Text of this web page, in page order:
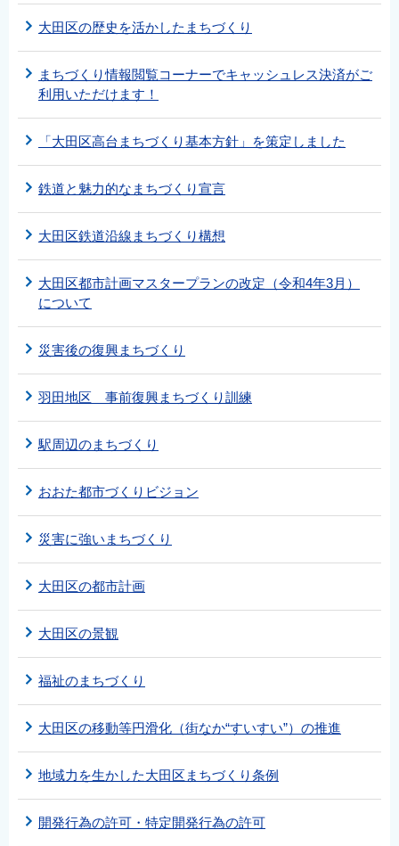
大田区の歴史を活かしたまちづくり
まちづくり情報閲覧コーナーでキャッシュレス決済がご
利用いただけます！
「大田区高台まちづくり基本方針」を策定しました
鉄道と魅力的なまちづくり宣言
大田区鉄道沿線まちづくり構想
大田区都市計画マスタープランの改定（令和4年3月）
について
災害後の復興まちづくり
羽田地区 事前復興まちづくり訓練
駅周辺のまちづくり
おおた都市づくりビジョン
災害に強いまちづくり
大田区の都市計画
大田区の景観
福祉のまちづくり
大田区の移動等円滑化（街なか“すいすい”）の推進
地域力を生かした大田区まちづくり条例
開発行為の許可・特定開発行為の許可